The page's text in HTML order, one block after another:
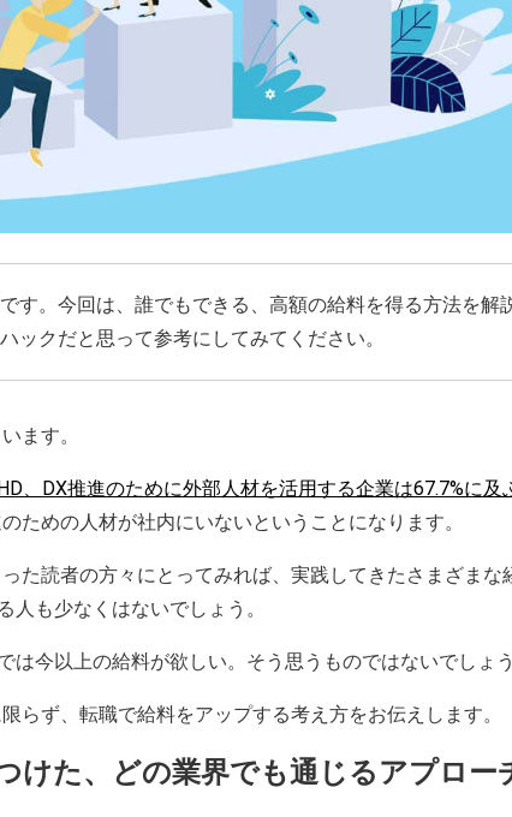
す。今回は、誰でもできる、高額の給料を得る方法を解
ックだと思って参考にしてみてください。
ます。
、DX推進のために外部人材を活用する企業は67.7%に及
ための人材が社内にいないということになります。
た読者の方々にとってみれば、実践してきたさまざまな
人も少なくはないでしょう。
は今以上の給料が欲しい。そう思うものではないでしょう
らず、転職で給料をアップする考え方をお伝えします。
けた、どの業界でも通じるアプロー